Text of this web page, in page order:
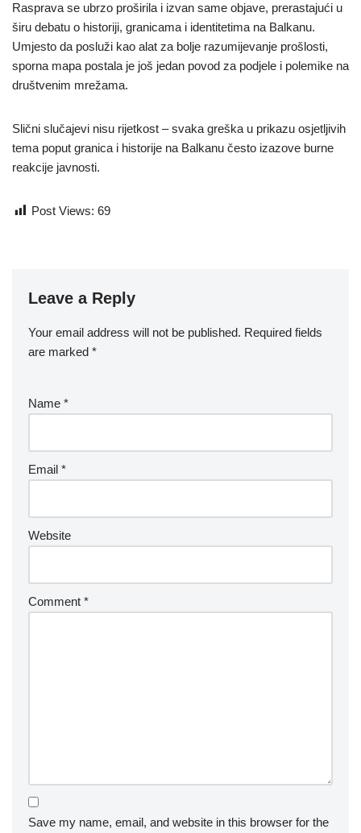
Rasprava se ubrzo proširila i izvan same objave, prerastajući u
širu debatu o historiji, granicama i identitetima na Balkanu.
Umjesto da posluži kao alat za bolje razumijevanje prošlosti,
sporna mapa postala je još jedan povod za podjele i polemike na
društvenim mrežama.
Slični slučajevi nisu rijetkost – svaka greška u prikazu osjetljivih
tema poput granica i historije na Balkanu često izazove burne
reakcije javnosti.
Post Views: 69
Leave a Reply
Your email address will not be published. Required fields
are marked *
Name *
Email *
Website
Comment *
Save my name, email, and website in this browser for the